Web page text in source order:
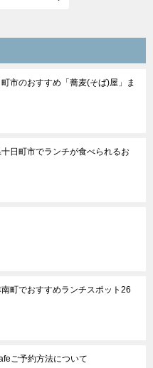
町市のおすすめ「蕎麦(そば)屋」ま
十日町市でランチが食べられるお
南町でおすすめランチスポット26
ご予約方法について